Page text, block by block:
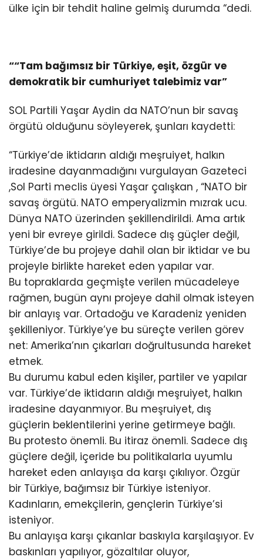
ülke için bir tehdit haline gelmiş durumda “dedi.
““Tam bağımsız bir Türkiye, eşit, özgür ve
demokratik bir cumhuriyet talebimiz var”
SOL Partili Yaşar Aydin da NATO’nun bir savaş
örgütü olduğunu söyleyerek, şunları kaydetti:
“Türkiye’de iktidarın aldığı meşruiyet, halkın
iradesine dayanmadığını vurgulayan Gazeteci
,Sol Parti meclis üyesi Yaşar çalışkan , “NATO bir
savaş örgütü. NATO emperyalizmin mızrak ucu.
Dünya NATO üzerinden şekillendirildi. Ama artık
yeni bir evreye girildi. Sadece dış güçler değil,
Türkiye’de bu projeye dahil olan bir iktidar ve bu
projeyle birlikte hareket eden yapılar var.
Bu topraklarda geçmişte verilen mücadeleye
rağmen, bugün aynı projeye dahil olmak isteyen
bir anlayış var. Ortadoğu ve Karadeniz yeniden
şekilleniyor. Türkiye’ye bu süreçte verilen görev
net: Amerika’nın çıkarları doğrultusunda hareket
etmek.
Bu durumu kabul eden kişiler, partiler ve yapılar
var. Türkiye’de iktidarın aldığı meşruiyet, halkın
iradesine dayanmıyor. Bu meşruiyet, dış
güçlerin beklentilerini yerine getirmeye bağlı.
Bu protesto önemli. Bu itiraz önemli. Sadece dış
güçlere değil, içeride bu politikalarla uyumlu
hareket eden anlayışa da karşı çıkılıyor. Özgür
bir Türkiye, bağımsız bir Türkiye isteniyor.
Kadınların, emekçilerin, gençlerin Türkiye’si
isteniyor.
Bu anlayışa karşı çıkanlar baskıyla karşılaşıyor. Ev
baskınları yapılıyor, gözaltılar oluyor,